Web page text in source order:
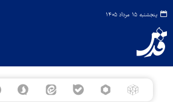
پنجشنبه ۱۵ مرداد ۱۴۰۵